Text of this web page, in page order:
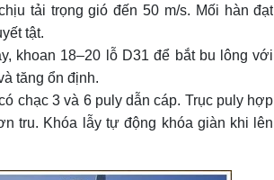
tải trọng gió đến 50 m/s. Mối hàn đạt
tật.
khoan 18–20 lỗ D31 để bắt bu lông với
tăng ổn định.
chạc 3 và 6 puly dẫn cáp. Trục puly hợp
tru. Khóa lẫy tự động khóa giàn khi lên